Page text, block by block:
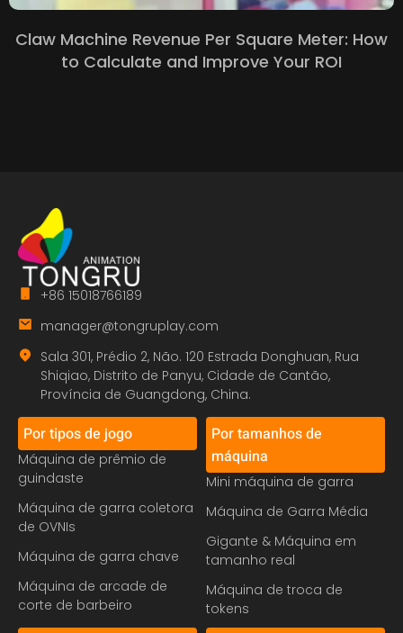
Claw Machine Revenue Per Square Meter: How
to Calculate and Improve Your ROI
+86 15018766189
manager@tongruplay.com
Sala 301, Prédio 2, Não. 120 Estrada Donghuan, Rua
Shiqiao, Distrito de Panyu, Cidade de Cantão,
Província de Guangdong, China.
Por tipos de jogo
Máquina de prêmio de
guindaste
Máquina de garra coletora
de OVNIs
Máquina de garra chave
Máquina de arcade de
corte de barbeiro
Por tamanhos de
máquina
Mini máquina de garra
Máquina de Garra Média
Gigante & Máquina em
tamanho real
Máquina de troca de
tokens